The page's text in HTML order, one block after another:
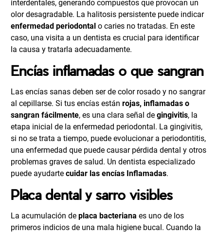
interdentales, generando compuestos que provocan un
olor desagradable. La halitosis persistente puede indicar
enfermedad periodontal o caries no tratadas. En este
caso, una visita a un dentista es crucial para identificar
la causa y tratarla adecuadamente.
Encías inflamadas o que sangran
Las encías sanas deben ser de color rosado y no sangrar
al cepillarse. Si tus encías estánrojas, inflamadas o
sangran fácilmente, es una clara señal degingivitis, la
etapa inicial de la enfermedad periodontal. La gingivitis,
si no se trata a tiempo, puede evolucionar a periodontitis,
una enfermedad que puede causar pérdida dental y otros
problemas graves de salud. Un dentista especializado
puede ayudartecuidar las encías Inflamadas.
Placa dental y sarro visibles
La acumulación deplaca bacteriana es uno de los
primeros indicios de una mala higiene bucal. Cuando la